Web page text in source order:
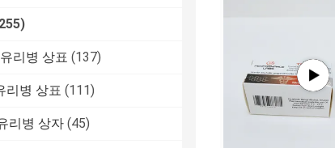
리병 상표 (137)
리병 상표 (111)
리병 상자 (45)